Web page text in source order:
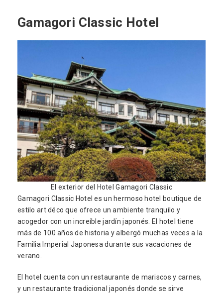
Gamagori Classic Hotel
El exterior del Hotel Gamagori Classic
Gamagori Classic Hotel es un hermoso hotel boutique de
estilo art déco que ofrece un ambiente tranquilo y
acogedor con un increíble jardín japonés. El hotel tiene
más de 100 años de historia y albergó muchas veces a la
Familia Imperial Japonesa durante sus vacaciones de
verano.
El hotel cuenta con un restaurante de mariscos y carnes,
y un restaurante tradicional japonés donde se sirve